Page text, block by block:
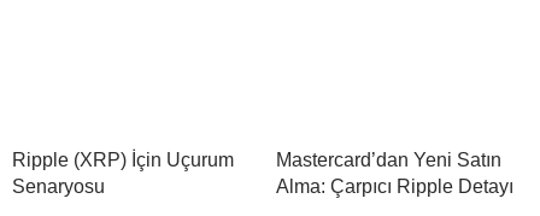
Ripple (XRP) İçin Uçurum
Senaryosu
Mastercard’dan Yeni Satın
Alma: Çarpıcı Ripple Detayı